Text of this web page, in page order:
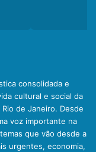
consolidada e
cultural e social da
de Janeiro. Desde
voz importante na
que vão desde a
urgentes, economia,